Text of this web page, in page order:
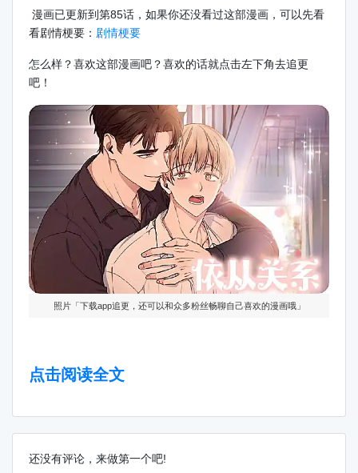
漫画已更新到第85话，如果你还没看过这部漫画，可以先看
看剧情梗要： 剧情梗要
怎么样？喜欢这部漫画吧？喜欢的话就点击左下角去追更
吧！
照片「下载app追更，还可以和众多粉丝畅聊自己喜欢的漫画哦」
点击阅读全文
还没有评论，来做第一个吧!